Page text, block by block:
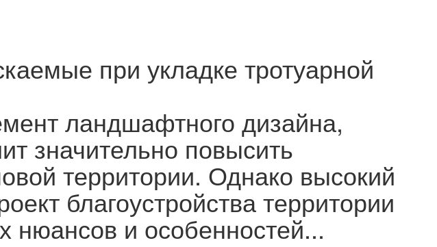
при укладке тротуарной
ландшафтного дизайна,
значительно повысить
территории. Однако высокий
благоустройства территории
нюансов и особенностей...